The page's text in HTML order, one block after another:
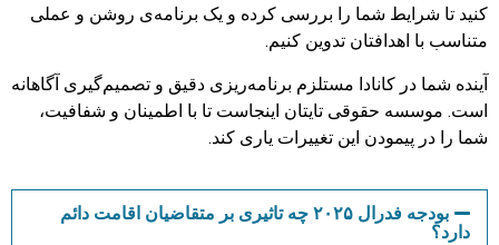
کنید تا شرایط شما را بررسی کرده و یک برنامه‌ی روشن و عملی
متناسب با اهدافتان تدوین کنیم.
آینده شما در کانادا مستلزم برنامه‌ریزی دقیق و تصمیم‌گیری آگاهانه
است. موسسه حقوقی تایتان اینجاست تا با اطمینان و شفافیت،
شما را در پیمودن این تغییرات یاری کند.
بودجه فدرال ۲۰۲۵ چه تاثیری بر متقاضیان اقامت دائم
دارد؟